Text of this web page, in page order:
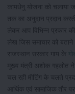
कामधेनु योजना को चलाया
तक का अनुदान प्रदान
लेकर आप विभिन्न प्रकार
लेख जिस समाचार को
राजस्थान सरकार गाय के
मुख्य मंत्री अशोक गहलोत
चल रही मीटिंग के चलते
आर्थिक एवं सामाजिक तौर